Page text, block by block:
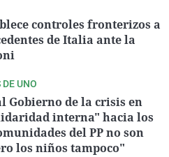
controles fronterizos a
de Italia ante la
UNO
Gobierno de la crisis en
interna" hacia los
del PP no son
los niños tampoco"